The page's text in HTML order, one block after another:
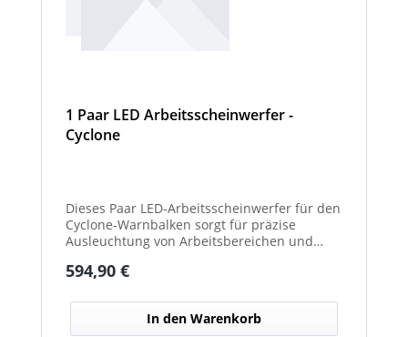
1 Paar LED Arbeitsscheinwerfer -
Cyclone
Dieses Paar LED-Arbeitsscheinwerfer für den
Cyclone-Warnbalken sorgt für präzise
Ausleuchtung von Arbeitsbereichen und
schlechten Lichtverhältnissen.
Regulärer Preis:
594,90 €
In den Warenkorb